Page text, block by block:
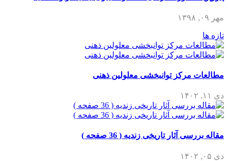
مهر ۰۹, ۱۳۹۸
تازه ها
مطالعات مرکز توانبخشی معلولین ذهنی
دی ۱۱, ۱۴۰۲
مقاله بررسی آثار تاریخی زندیه ( 36 صفحه )
دی ۰۵, ۱۴۰۲